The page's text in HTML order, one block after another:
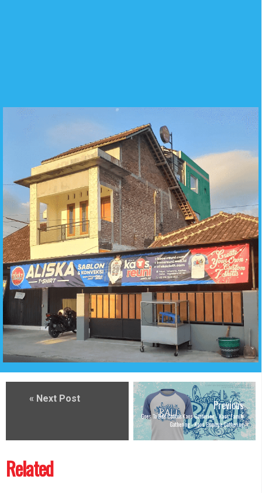
« Next Post Previous
Goes To Bali Contoh Kaos Gathering - Kaos Family
Gathering - Kaos Employe Gathering
Related